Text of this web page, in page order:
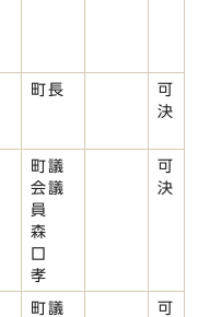
町長
可
決
町議
会議
員
森
口
孝
可
決
町議
可